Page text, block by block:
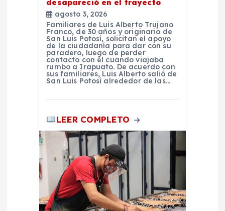
desapareció en el trayecto
agosto 3, 2026
Familiares de Luis Alberto Trujano
Franco, de 30 años y originario de
San Luis Potosí, solicitan el apoyo
de la ciudadanía para dar con su
paradero, luego de perder
contacto con él cuando viajaba
rumbo a Irapuato. De acuerdo con
sus familiares, Luis Alberto salió de
San Luis Potosí alrededor de las…
LEER COMPLETO